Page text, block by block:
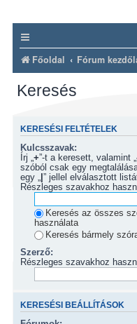
Főoldal Fórum
Keresés
KERESÉSI FELTÉTELEK
Kulcsszavak:
Írj „+”-t a keresett, valamint „
szóból csak egy
egy „
|” jellel elválasztott
Részleges szavakhoz
Keresés az összes
használata
Keresés bármely
Szerző:
Részleges szavakhoz
KERESÉSI BEÁLLÍTÁSOK